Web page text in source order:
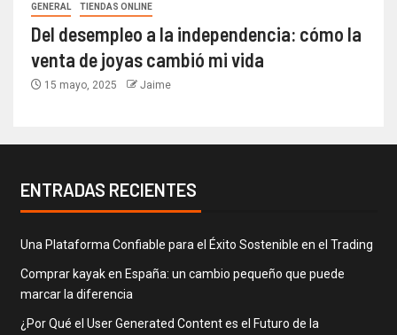
GENERAL TIENDAS ONLINE
Del desempleo a la independencia: cómo la
venta de joyas cambió mi vida
15 mayo, 2025 Jaime
ENTRADAS RECIENTES
Una Plataforma Confiable para el Éxito Sostenible en el Trading
Comprar kayak en España: un cambio pequeño que puede
marcar la diferencia
¿Por Qué el User Generated Content es el Futuro de la